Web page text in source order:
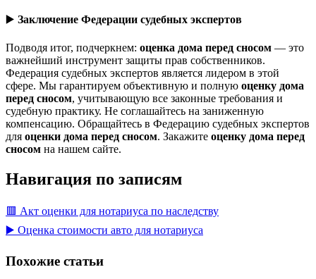
▶️ Заключение Федерации судебных экспертов
Подводя итог, подчеркнем: оценка дома перед сносом — это
важнейший инструмент защиты прав собственников.
Федерация судебных экспертов является лидером в этой
сфере. Мы гарантируем объективную и полную оценку дома
перед сносом, учитывающую все законные требования и
судебную практику. Не соглашайтесь на заниженную
компенсацию. Обращайтесь в Федерацию судебных экспертов
для оценки дома перед сносом. Закажите оценку дома перед
сносом на нашем сайте.
Навигация по записям
🟥 Акт оценки для нотариуса по наследству
▶️ Оценка стоимости авто для нотариуса
Похожие статьи